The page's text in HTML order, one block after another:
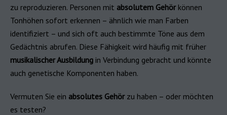
zu reproduzieren. Personen mit absolutem Gehörkönnen
Tonhöhen sofort erkennen – ähnlich wie man Farben
identifiziert – und sich oft auch bestimmte Töne aus dem
Gedächtnis abrufen. Diese Fähigkeit wird häufig mit früher
musikalischer Ausbildung in Verbindung gebracht und könnte
auch genetische Komponenten haben.
Vermuten Sie ein absolutes Gehörzu haben – oder möchten
es testen?